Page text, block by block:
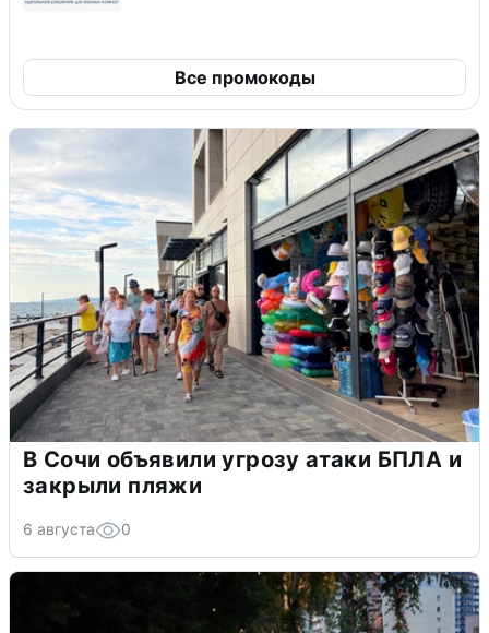
Все промокоды
В Сочи объявили угрозу атаки БПЛА и
закрыли пляжи
6 августа 0